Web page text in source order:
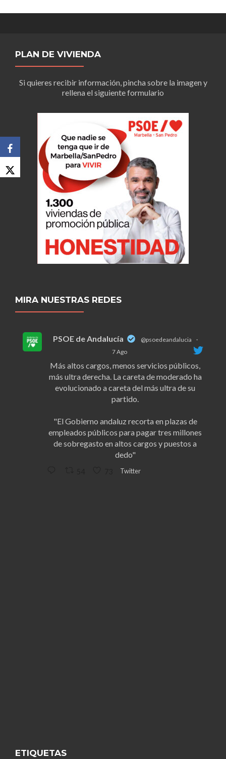
PLAN DE VIVIENDA
Si quieres recibir información, pincha sobre la imagen y
rellena el siguiente formulario
MIRA NUESTRAS REDES
PSOE de Andalucía @psoedeandalucia
·
7 Ago
Más altos cargos, menos servicios públicos,
más ultra derecha. La careta de moderado ha
evolucionado a careta del más ultra de su
partido.
"El Gobierno andaluz recorta en plazas de
empleados públicos para pagar tres millones
de sobregasto en altos cargos y puestos a
dedo"
Twitter
ETIQUETAS